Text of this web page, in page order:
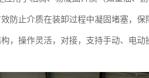
防止介质在装卸过程中凝固堵塞，
，操作灵活，对接，支持手动、电